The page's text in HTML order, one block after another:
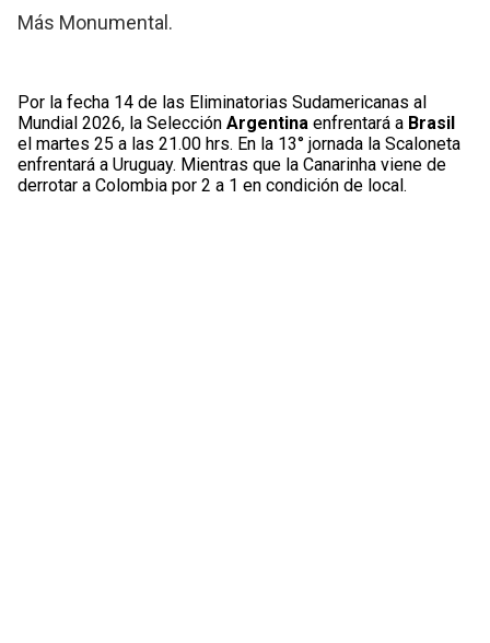
Más Monumental.
Por la fecha 14 de las Eliminatorias Sudamericanas al
Mundial 2026, la Selección Argentina enfrentará a Brasil
el martes 25 a las 21.00 hrs. En la 13° jornada la Scaloneta
enfrentará a Uruguay. Mientras que la Canarinha viene de
derrotar a Colombia por 2 a 1 en condición de local.